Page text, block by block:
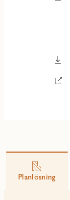
Planlösning